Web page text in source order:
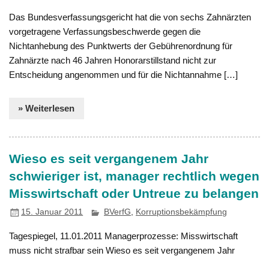
Das Bundesverfassungsgericht hat die von sechs Zahnärzten
vorgetragene Verfassungsbeschwerde gegen die
Nichtanhebung des Punktwerts der Gebührenordnung für
Zahnärzte nach 46 Jahren Honorarstillstand nicht zur
Entscheidung angenommen und für die Nichtannahme […]
» Weiterlesen
Wieso es seit vergangenem Jahr
schwieriger ist, manager rechtlich wegen
Misswirtschaft oder Untreue zu belangen
15. Januar 2011 BVerfG, Korruptionsbekämpfung
Tagespiegel, 11.01.2011 Managerprozesse: Misswirtschaft
muss nicht strafbar sein Wieso es seit vergangenem Jahr